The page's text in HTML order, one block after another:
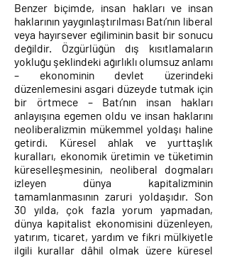
Benzer biçimde, insan hakları ve insan
haklarının yaygınlaştırılması Batı’nın liberal
veya hayırsever eğiliminin basit bir sonucu
değildir. Özgürlüğün dış kısıtlamaların
yokluğu şeklindeki ağırlıklı olumsuz anlamı
– ekonominin devlet üzerindeki
düzenlemesini asgari düzeyde tutmak için
bir örtmece – Batı’nın insan hakları
anlayışına egemen oldu ve insan haklarını
neoliberalizmin mükemmel yoldaşı haline
getirdi. Küresel ahlak ve yurttaşlık
kuralları, ekonomik üretimin ve tüketimin
küreselleşmesinin, neoliberal dogmaları
izleyen dünya kapitalizminin
tamamlanmasının zaruri yoldaşıdır. Son
30 yılda, çok fazla yorum yapmadan,
dünya kapitalist ekonomisini düzenleyen,
yatırım, ticaret, yardım ve fikri mülkiyetle
ilgili kurallar dâhil olmak üzere küresel